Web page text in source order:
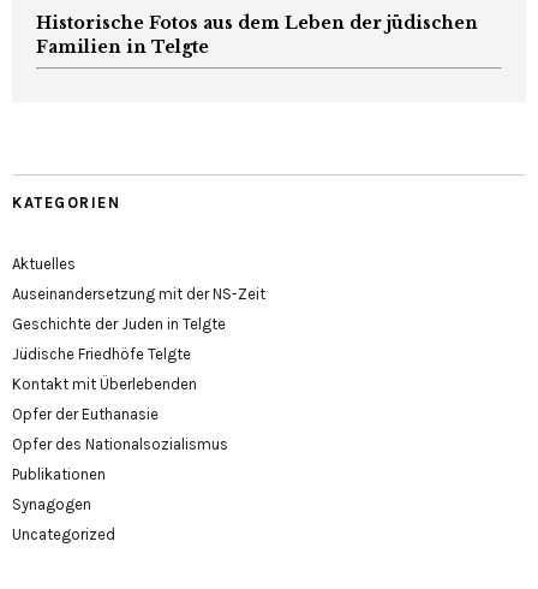
Historische Fotos aus dem Leben der jüdischen
Familien in Telgte
KATEGORIEN
Aktuelles
Auseinandersetzung mit der NS-Zeit
Geschichte der Juden in Telgte
Jüdische Friedhöfe Telgte
Kontakt mit Überlebenden
Opfer der Euthanasie
Opfer des Nationalsozialismus
Publikationen
Synagogen
Uncategorized